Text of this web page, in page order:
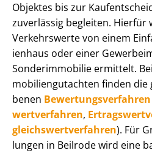
Objektes bis zur
zuverlässig begleiten. Hierfür
Verkehrswerte von einem
i­en­haus oder einer
Sonderimmobilie ermittelt.
mo­bi­li­en­gut­ach­ten finden
be­nen Be­wer­tungs­ver­fah­ren
wert­ver­fah­ren,
gleichs­wert­ver­fah­ren). Für
lun­gen in Beilrode wird eine